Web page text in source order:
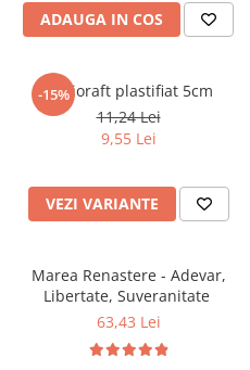
ADAUGA IN COS
-15%
Biblioraft plastifiat 5cm
11,24 Lei
9,55 Lei
VEZI VARIANTE
Marea Renastere - Adevar,
Libertate, Suveranitate
63,43 Lei